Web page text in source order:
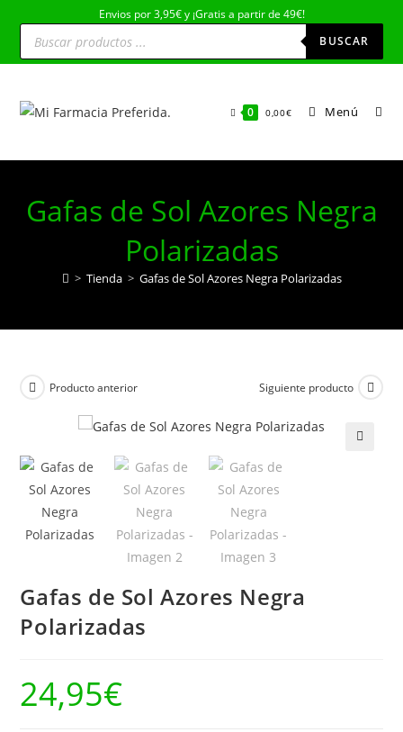
contenido
Envios por 3,95€ y ¡Gratis a partir de 49€!
Búsqueda
productos BUSCAR
0 0,00€ Menú
Gafas de Sol Azores Negra
Polarizadas
> Tienda > Gafas de Sol Azores Negra Polarizadas
Producto anterior Siguiente producto
Gafas de Sol Azores Negra
Polarizadas
24,95€